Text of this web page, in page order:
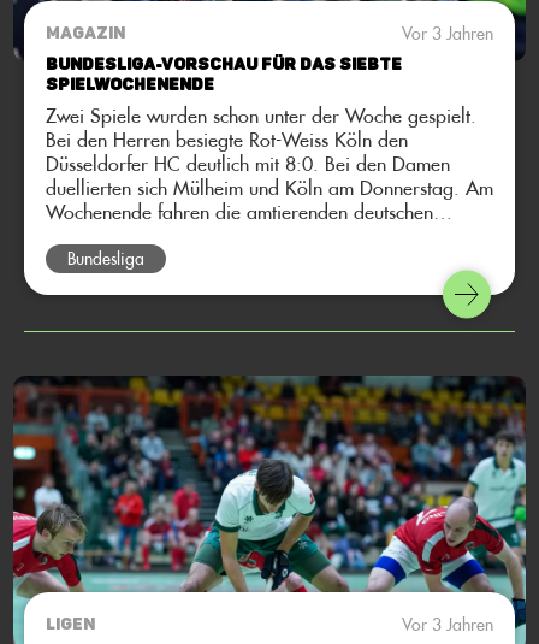
MAGAZIN Vor 3 Jahren
Bundesliga-Vorschau für das siebte
Spielwochenende
Zwei Spiele wurden schon unter der Woche gespielt.
Bei den Herren besiegte Rot-Weiss Köln den
Düsseldorfer HC deutlich mit 8:0. Bei den Damen
duellierten sich Mülheim und Köln am Donnerstag. Am
Wochenende fahren die amtierenden deutschen
dem Ziel mal wieder zu punkten. Bei den Herren fährt
die Mannschaft vom Club an der Alster zum direkten
Konkurrenten in der Tabelle: den Herren des Berliner
HC. Hier kommt die Bundesliga-Vorschau auf das
Bundesliga
LIGEN Vor 3 Jahren